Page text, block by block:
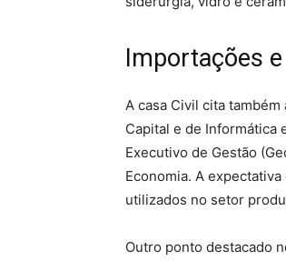
Importações
A casa Civil cita
Capital e de Informática
Executivo de Gestão
Economia. A
utilizados no setor
Outro ponto destacado